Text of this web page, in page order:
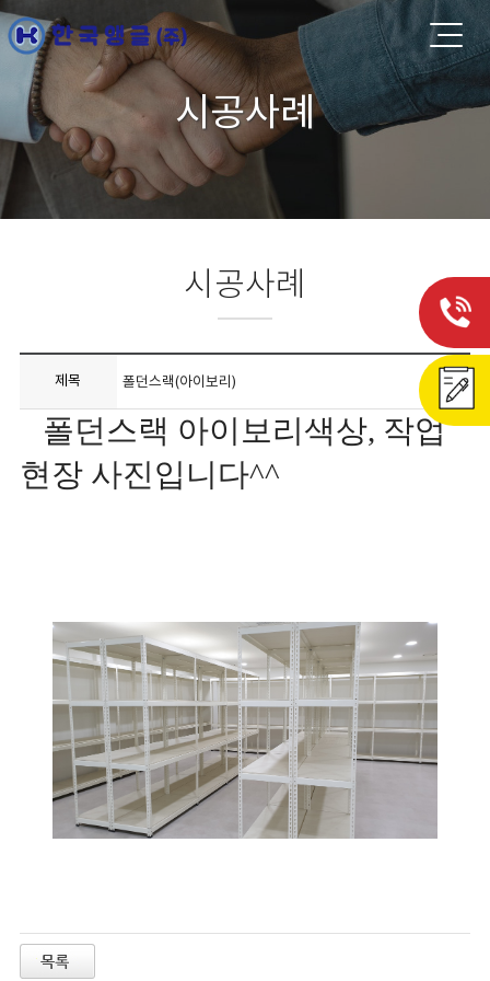
시공사례
시공사례
제목 폴던스랙(아이보리)
폴던스랙 아이보리색상, 작업
현장 사진입니다^^